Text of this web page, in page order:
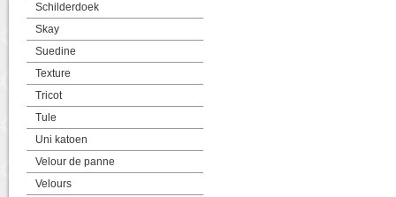
Schilderdoek
Skay
Suedine
Texture
Tricot
Tule
Uni katoen
Velour de panne
Velours